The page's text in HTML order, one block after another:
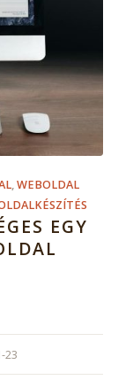
,WEBOLDAL
EGY
23